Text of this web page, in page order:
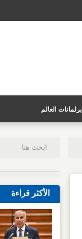
برلمانات العالم
الأكثر قراءة